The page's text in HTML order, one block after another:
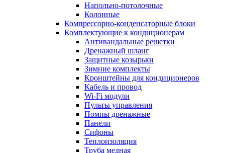
Напольно-потолочные
Колонные
Компрессорно-конденсаторные блоки
Комплектующие к кондиционерам
Антивандальные решетки
Дренажный шланг
Защитные козырьки
Зимние комплекты
Кронштейны для кондиционеров
Кабель и провод
Wi-Fi модули
Пульты управления
Помпы дренажные
Панели
Сифоны
Теплоизоляция
Труба медная